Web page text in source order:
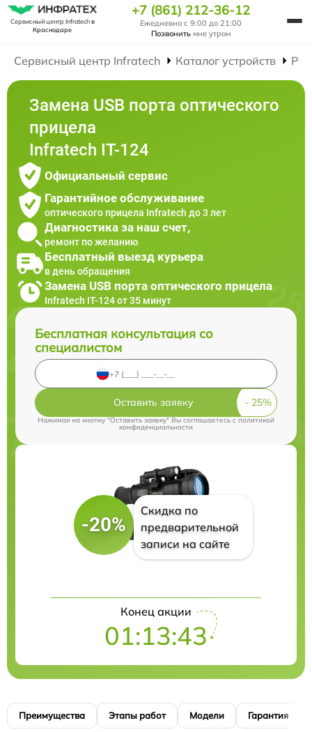
Сервисный центр Infratechв
Краснодаре
+7 (861) 212-36-12
Ежедневно с 9:00 до 21:00
Позвонить мне утром
Сервисный центр Infratech Каталог устройств
Замена USB порта оптического
прицела
Infratech IT-124
Официальный сервис
Гарантийное обслуживание
оптического прицела Infratech до 3 лет
Диагностика за наш счет,
ремонт по желанию
Бесплатный выезд курьера
в день обращения
Замена USB порта оптического прицела
Infratech IT-124 от 35 минут
Бесплатная консультация со
специалистом
Оставить заявку
Нажимая на кнопку "Оставить заявку" Вы соглашаетесь cполитикой
конфиденциальности
-20%
Скидка по
предварительной
записи на сайте
Конец акции
01:13:42
Преимущества Этапы работ Модели Гарантия